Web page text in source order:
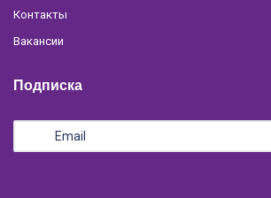
Контакты
Вакансии
Подписка